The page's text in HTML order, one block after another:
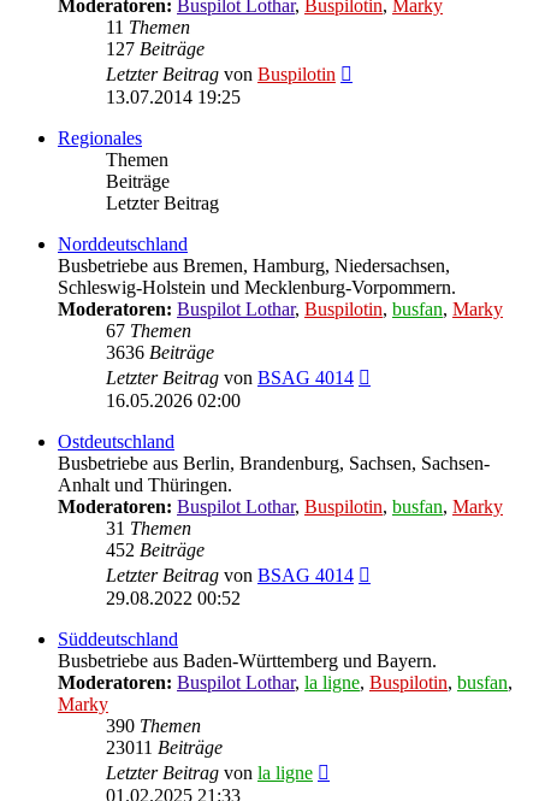
Moderatoren: Buspilot Lothar, Buspilotin, Marky
11 Themen
127 Beiträge
Letzter Beitrag von Buspilotin
13.07.2014 19:25
Regionales
Themen
Beiträge
Letzter Beitrag
Norddeutschland
Busbetriebe aus Bremen, Hamburg, Niedersachsen,
Schleswig-Holstein und Mecklenburg-Vorpommern.
Moderatoren: Buspilot Lothar, Buspilotin, busfan, Marky
67 Themen
3636 Beiträge
Letzter Beitrag von BSAG 4014
16.05.2026 02:00
Ostdeutschland
Busbetriebe aus Berlin, Brandenburg, Sachsen, Sachsen-
Anhalt und Thüringen.
Moderatoren: Buspilot Lothar, Buspilotin, busfan, Marky
31 Themen
452 Beiträge
Letzter Beitrag von BSAG 4014
29.08.2022 00:52
Süddeutschland
Busbetriebe aus Baden-Württemberg und Bayern.
Moderatoren: Buspilot Lothar, la ligne, Buspilotin, busfan,
Marky
390 Themen
23011 Beiträge
Letzter Beitrag von la ligne
01.02.2025 21:33